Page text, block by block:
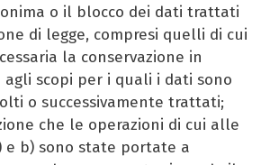
o il blocco dei dati trattati
di legge, compresi quelli di cui
la conservazione in
agli scopi per i quali i dati sono
o successivamente trattati;
che le operazioni di cui alle
e b) sono state portate a